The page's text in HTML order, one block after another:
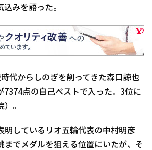
みを語った。
代からしのぎを削ってきた森口諒也
7374点の自己ベストで入った。3位に
。
明しているリオ五輪代表の中村明彦
までメダルを狙える位置にいたが、そ